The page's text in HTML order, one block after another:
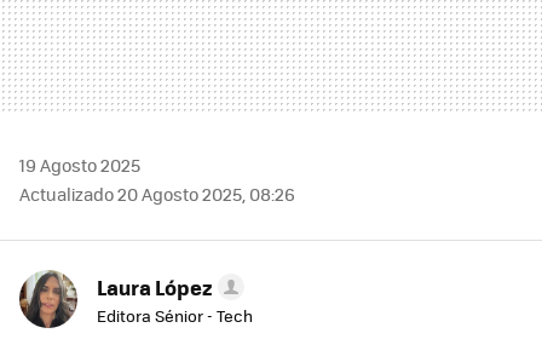
19 Agosto 2025
Actualizado 20 Agosto 2025, 08:26
Laura López
Editora Sénior - Tech